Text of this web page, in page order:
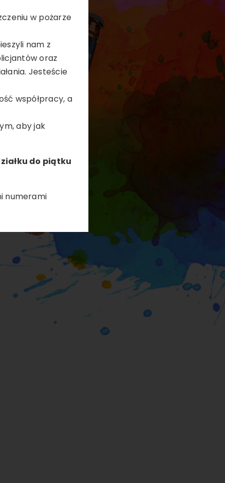
w pożarze
nam z
oraz
Jesteście
współpracy, a
aby jak
do piątku
numerami